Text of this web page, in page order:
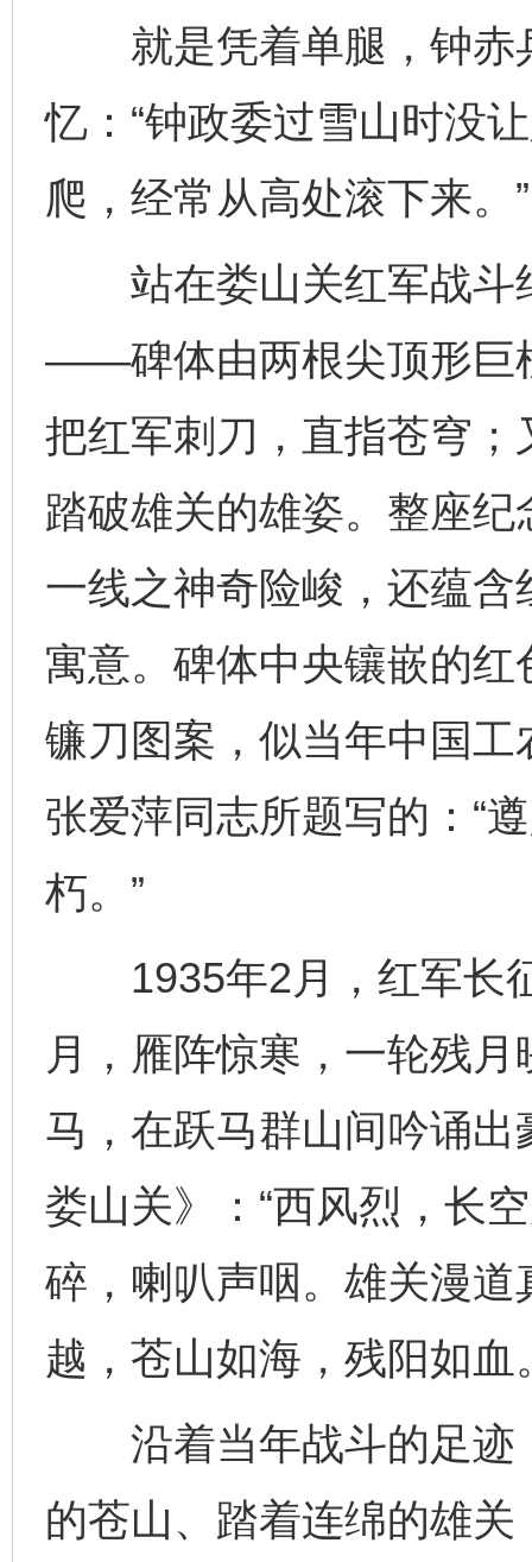
就是凭着单腿，钟赤
忆：“钟政委过雪山时没
爬，经常从高处滚下来。”
站在娄山关红军战斗
——碑体由两根尖顶形巨
把红军刺刀，直指苍穹
踏破雄关的雄姿。整座
一线之神奇险峻，还蕴含
寓意。碑体中央镶嵌的
镰刀图案，似当年中国
张爱萍同志所题写的：“
朽。”
1935年2月，红军长
月，雁阵惊寒，一轮残
马，在跃马群山间吟诵出
娄山关》：“西风烈，长
碎，喇叭声咽。雄关漫
越，苍山如海，残阳如血
沿着当年战斗的足迹
的苍山、踏着连绵的雄